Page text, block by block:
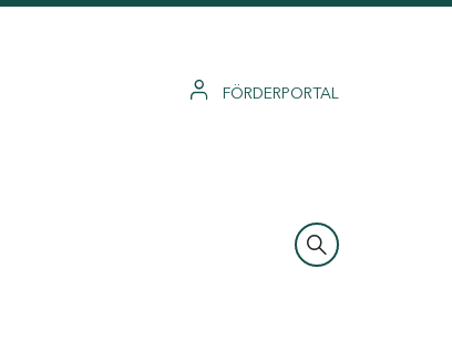
FÖRDERPORTAL